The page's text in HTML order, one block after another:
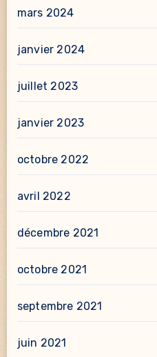
mars 2024
janvier 2024
juillet 2023
janvier 2023
octobre 2022
avril 2022
décembre 2021
octobre 2021
septembre 2021
juin 2021